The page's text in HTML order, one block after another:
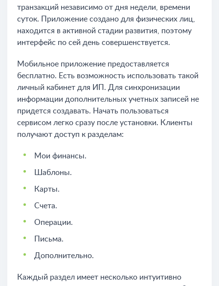
транзакций независимо от дня недели, времени
суток. Приложение создано для физических лиц,
находится в активной стадии развития, поэтому
интерфейс по сей день совершенствуется.
Мобильное приложение предоставляется
бесплатно. Есть возможность использовать такой
личный кабинет для ИП. Для синхронизации
информации дополнительных учетных записей не
придется создавать. Начать пользоваться
сервисом легко сразу после установки. Клиенты
получают доступ к разделам:
Мои финансы.
Шаблоны.
Карты.
Счета.
Операции.
Письма.
Дополнительно.
Каждый раздел имеет несколько интуитивно